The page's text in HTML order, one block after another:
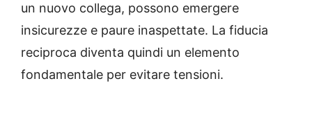
un nuovo collega, possono emergere
insicurezze e paure inaspettate. La fiducia
reciproca diventa quindi un elemento
fondamentale per evitare tensioni.